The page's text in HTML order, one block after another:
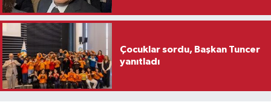
Çocuklar sordu, Başkan Tuncer
yanıtladı